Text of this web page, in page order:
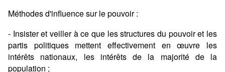
Méthodes d'influence sur le pouvoir :
- Insister et veiller à ce que les structures du pouvoir et les
partis politiques mettent effectivement en œuvre les
intérêts nationaux, les intérêts de la majorité de la
population ;